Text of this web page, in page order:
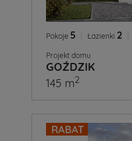
Pokoje 5 Łazienki 2
Projekt domu
GOŹDZIK
145 m2